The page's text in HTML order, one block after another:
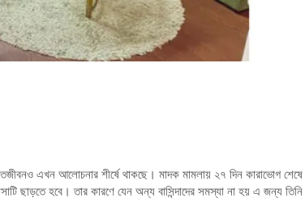
এখন আলোচনার শীর্ষে থাকছে। মাদক মামলায় ২৭ দিন কারাভোগ শেষে
ছাড়তে হবে। তার কারণে যেন অন্য বাসিন্দাদের সমস্যা না হয় এ জন্য তিনি